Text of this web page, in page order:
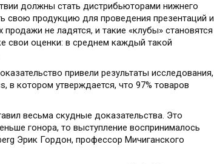
должны стать дистрибьюторами нижнего
свою продукцию для проведения презентаций и
не ладятся, и такие «клубы» становятся
свои оценки: в среднем каждый такой
привели результаты исследования,
в котором утверждается, что 97% товаров
весьма скудные доказательства. Это
гонора, то выступление воспринималось
Эрик Гордон, профессор Мичиганского